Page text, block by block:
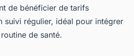
de bénéficier de tarifs
suivi régulier, idéal pour intégrer
de santé.